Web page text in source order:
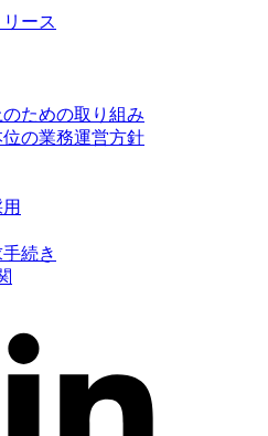
ース
ための取り組み
の業務運営方針
続き